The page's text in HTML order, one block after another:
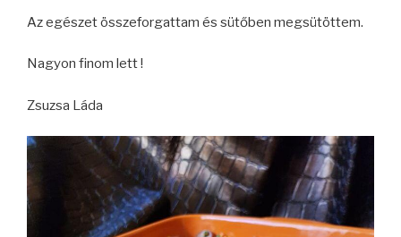
Az egészet összeforgattam és sütőben megsütöttem.
Nagyon finom lett !
Zsuzsa Láda